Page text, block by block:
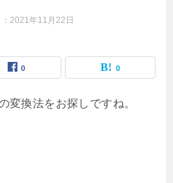
2021年11月22日
0 0
変換法をお探しですね。